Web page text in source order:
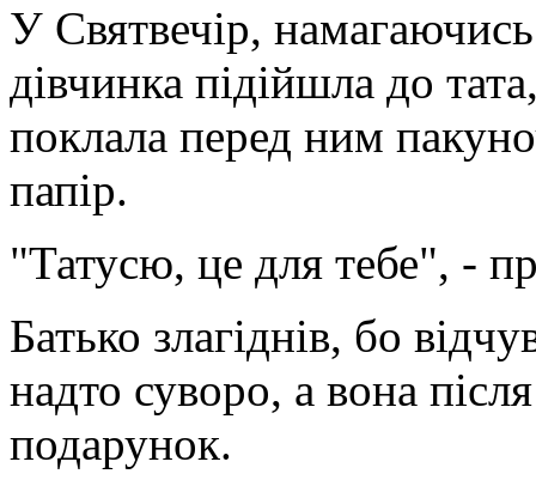
У Святвечір,
дівчинка підійшла до
поклала перед ним
папір.
"Татусю, це для тебе", -
Батько злагіднів, бо
надто суворо, а вона
подарунок.